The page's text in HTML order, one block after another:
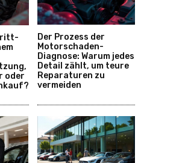
oder
Der Prozess der
Motorschaden-
Diagnose: Warum jedes
Detail zählt, um teure
Reparaturen zu
vermeiden